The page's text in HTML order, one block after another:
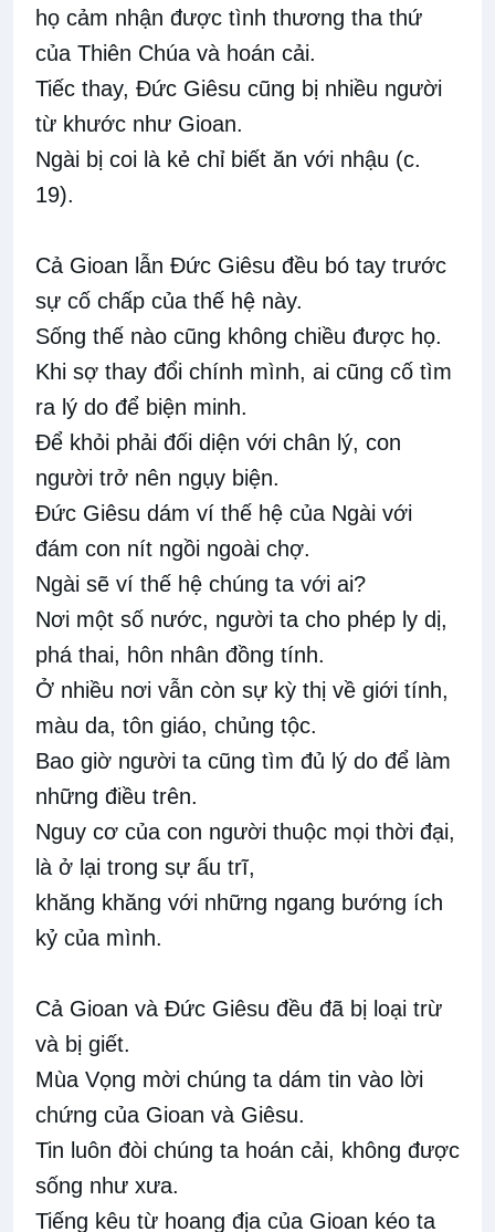
họ cảm nhận được tình thương tha thứ
của Thiên Chúa và hoán cải.
Tiếc thay, Đức Giêsu cũng bị nhiều người
từ khước như Gioan.
Ngài bị coi là kẻ chỉ biết ăn với nhậu (c.
19).
Cả Gioan lẫn Đức Giêsu đều bó tay trước
sự cố chấp của thế hệ này.
Sống thế nào cũng không chiều được họ.
Khi sợ thay đổi chính mình, ai cũng cố tìm
ra lý do để biện minh.
Để khỏi phải đối diện với chân lý, con
người trở nên ngụy biện.
Đức Giêsu dám ví thế hệ của Ngài với
đám con nít ngồi ngoài chợ.
Ngài sẽ ví thế hệ chúng ta với ai?
Nơi một số nước, người ta cho phép ly dị,
phá thai, hôn nhân đồng tính.
Ở nhiều nơi vẫn còn sự kỳ thị về giới tính,
màu da, tôn giáo, chủng tộc.
Bao giờ người ta cũng tìm đủ lý do để làm
những điều trên.
Nguy cơ của con người thuộc mọi thời đại,
là ở lại trong sự ấu trĩ,
khăng khăng với những ngang bướng ích
kỷ của mình.
Cả Gioan và Đức Giêsu đều đã bị loại trừ
và bị giết.
Mùa Vọng mời chúng ta dám tin vào lời
chứng của Gioan và Giêsu.
Tin luôn đòi chúng ta hoán cải, không được
sống như xưa.
Tiếng kêu từ hoang địa của Gioan kéo ta